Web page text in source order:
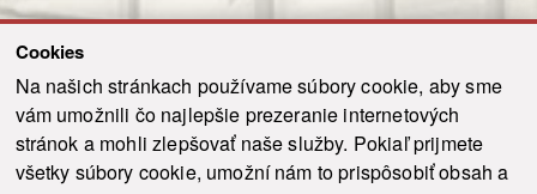
Cookies
Na našich stránkach používame súbory cookie, aby sme
vám umožnili čo najlepšie prezeranie internetových
stránok a mohli zlepšovať naše služby. Pokiaľ prijmete
všetky súbory cookie, umožní nám to prispôsobiť obsah a